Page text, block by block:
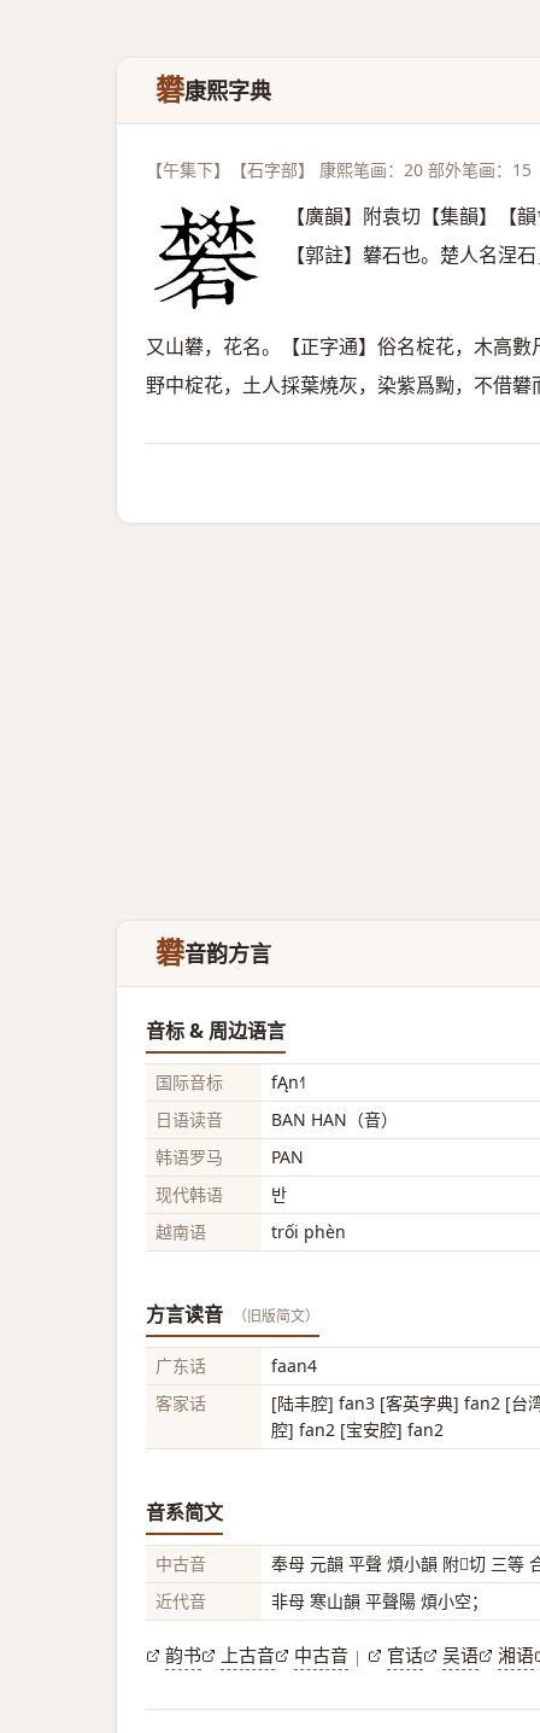
礬康熙字典
【午集下】【石字部】 康熙笔画：20 部外笔画：15
【廣韻】附袁切【集韻】【
【郭註】礬石也。楚人名涅
又山礬，花名。【正字通】俗名椗花，木高
野中椗花，土人採葉燒灰，染紫爲黝，不借
礬音韵方言
音标 & 周边语言
国际音标
fĄn˧˥
日语读音
BAN HAN（音）
韩语罗马
PAN
现代韩语
반
越南语
trối phèn
方言读音 （旧版简文）
广东话
faan4
客家话
[陆丰腔] fan3 [客英字典] fan2 [台
腔] fan2 [宝安腔] fan2
音系简文
中古音
奉母 元韻 平聲 煩小韻 附𡋡切 三等
近代音
非母 寒山韻 平聲陽 煩小空；
韵书 上古音 中古音 | 官话 吴语 湘语